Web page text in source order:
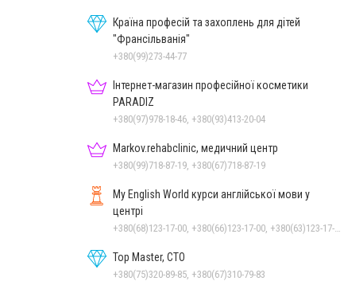
Країна професій та захоплень для дітей
"Франсільванія"
+380(99)273-44-77
Інтернет-магазин професійної косметики
PARADIZ
+380(97)978-18-46, +380(93)413-20-04
Markov.rehabclinic, медичний центр
+380(99)718-87-19, +380(67)718-87-19
My English World курси англійської мови у
центрі
Top Master, СТО
+380(75)320-89-85, +380(67)310-79-83